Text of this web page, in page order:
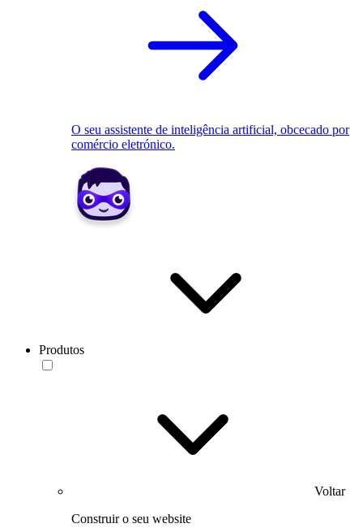
O seu assistente de inteligência artificial, obcecado por
comércio eletrónico.
Produtos
Voltar
Construir o seu website